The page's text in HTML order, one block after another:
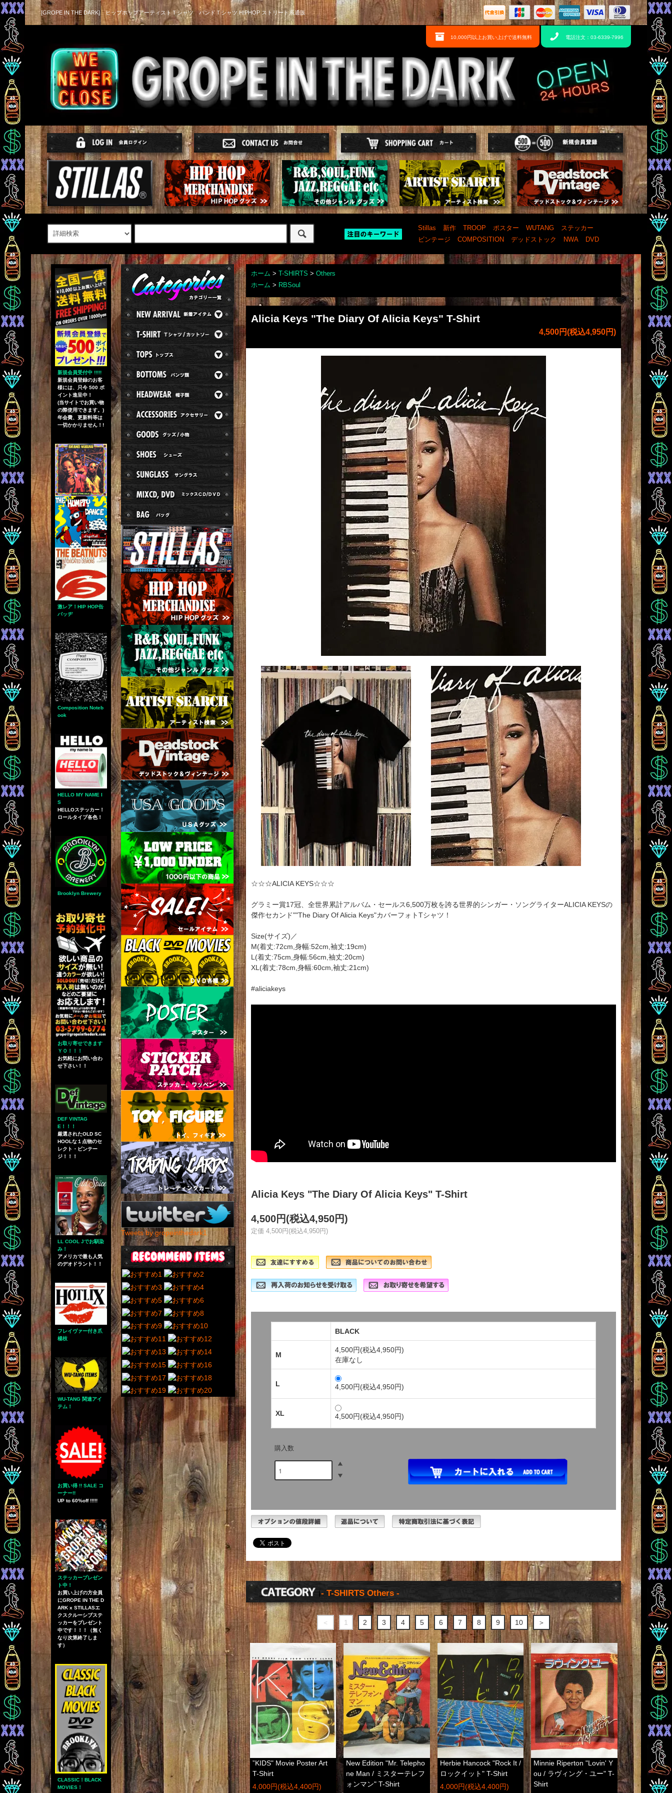
[GROPE IN THE DARK] ヒップホップアーティストＴシャツ バンドＴシャツ HIPHOP ストリート系通販
10,000円以上お買い上げで送料無料 電話注文：03-6339-7996
Stillas 新作 TROOP ポスター WUTANG
ステッカー
ビンテージ
COMPOSITION デッドストック NWA DVD
新規会員受付中 !!!!!
新規会員登録のお客
様には、只今 500 ポ
イント進呈中！
(当サイトでお買い物
の際使用できます。)
年会費、更新料等は
一切かかりません！!
激レア！HIP HOP缶
バッヂ
Composition Noteb
ook
HELLO MY NAME I
S
HELLOステッカー！
ロールタイプ各色！
Brooklyn Brewery
お取り寄せできます
ＹＯ！！！
お気軽にお問い合わ
せ下さい！！
DEF VINTAG
E！！！
厳選されたOLD SC
HOOLな１点物のセ
レクト・ビンテー
ジ！！！
LL COOL Jでお馴染
み！
アメリカで最も人気
のデオドラント！！
フレイヴァー付き爪
楊枝
WU-TANG 関連アイ
テム！
お買い得 !! SALE コ
ーナー!!
UP to 60%off !!!!!
ステッカープレゼン
ト中！
お買い上げの方全員
にGROPE IN THE D
ARK x STILLASエ
クスクルーシブステ
ッカーをプレゼント
中です！！！（無く
なり次第終了しま
す）
CLASSIC！BLACK
MOVIES！
ホーム > T-SHIRTS > Others
ホーム > RBSoul
Alicia Keys "The Diary Of Alicia Keys" T-Shirt
4,500円(税込4,950円)
☆☆☆ALICIA KEYS☆☆☆
グラミー賞17冠、全世界累計アルバム・セールス6,500万枚を誇る世界的シンガー・ソングライターALICIA KEYSの
傑作セカンド""The Diary Of Alicia Keys"カバーフォトTシャツ！
Size(サイズ)／
M(着丈:72cm,身幅:52cm,袖丈:19cm)
L(着丈:75cm,身幅:56cm,袖丈:20cm)
XL(着丈:78cm,身幅:60cm,袖丈:21cm)
#aliciakeys
Alicia Keys "The Diary Of Alicia Keys" T-Shirt
4,500円(税込4,950円)
定価 4,500円(税込4,950円)
BLACK
M
4,500円(税込4,950円)
在庫なし
L 4,500円(税込4,950円)
XL 4,500円(税込4,950円)
購入数
- T-SHIRTS Others -
＜ 1 2 3 4 5 6 7 8 9 10 ＞
”KIDS" Movie Poster Art
T-Shirt
4,000円(税込4,400円)
New Edition "Mr. Telepho
ne Man / ミスターテレフ
ォンマン" T-Shirt
Herbie Hancock "Rock It /
ロックイット" T-Shirt
4,000円(税込4,400円)
Minnie Riperton "Lovin' Y
ou / ラヴィング・ユー" T-
Shirt
Tweets by gropeinthedark1